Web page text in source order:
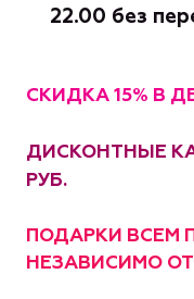
22.00 без
СКИДКА 15% В
ДИСКОНТНЫЕ
РУБ.
ПОДАРКИ ВСЕМ
НЕЗАВИСИМО